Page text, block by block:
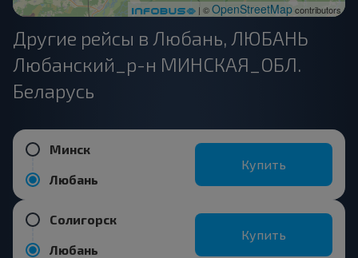
| ©OpenStreetMapcontributors
Другие рейсы в Любань, ЛЮБАНЬ
Любанский_р-н МИНСКАЯ_ОБЛ.
Беларусь
Минск
Любань
Купить
Солигорск
Любань
Купить